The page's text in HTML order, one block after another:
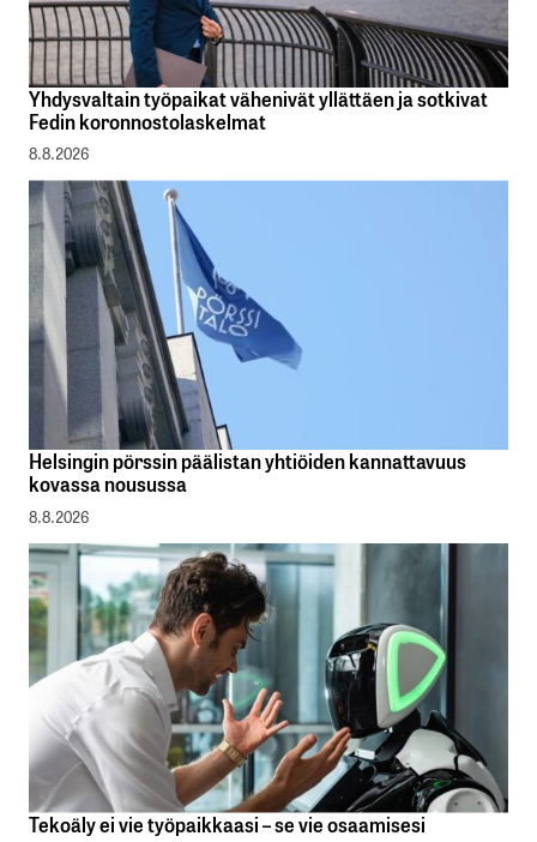
Yhdysvaltain työpaikat vähenivät yllättäen ja sotkivat
Fedin koronnostolaskelmat
8.8.2026
Helsingin pörssin päälistan yhtiöiden kannattavuus
kovassa nousussa
8.8.2026
Tekoäly ei vie työpaikkaasi – se vie osaamisesi